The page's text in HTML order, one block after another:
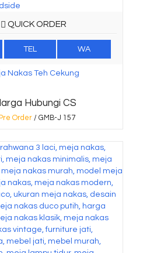
QUICK ORDER
TEL WA
Nakas Teh Cekung
Hubungi CS
Pre Order/ GMB-J 157